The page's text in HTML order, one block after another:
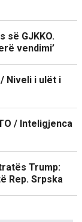
së GJKKO.
vendimi’
Niveli i ulët i
/ Inteligjenca
Trump:
Rep. Srpska